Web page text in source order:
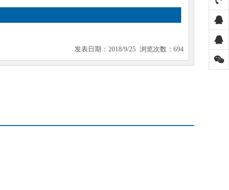
发表日期：2018/9/25 浏览次数：694